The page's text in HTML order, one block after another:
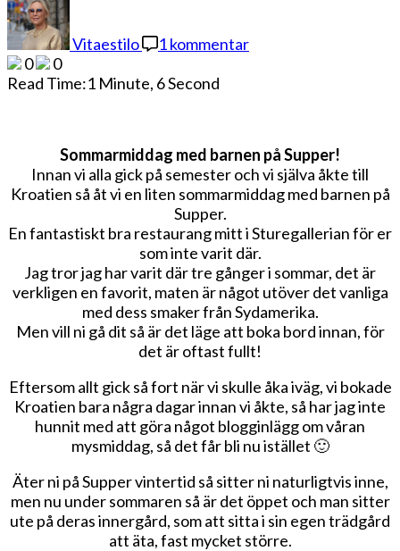
Vitaestilo 1 kommentar
barnen
0
0
Read Time:1 Minute, 6 Second
Sommarmiddag med barnen på Supper!
Innan vi alla gick på semester och vi själva åkte till
Kroatien så åt vi en liten sommarmiddag med barnen på
Supper.
En fantastiskt bra restaurang mitt i Sturegallerian för er
som inte varit där.
Jag tror jag har varit där tre gånger i sommar, det är
verkligen en favorit, maten är något utöver det vanliga
med dess smaker från Sydamerika.
Men vill ni gå dit så är det läge att boka bord innan, för
det är oftast fullt!
Eftersom allt gick så fort när vi skulle åka iväg, vi bokade
Kroatien bara några dagar innan vi åkte, så har jag inte
hunnit med att göra något blogginlägg om våran
mysmiddag, så det får bli nu istället 🙂
Äter ni på Supper vintertid så sitter ni naturligtvis inne,
men nu under sommaren så är det öppet och man sitter
ute på deras innergård, som att sitta i sin egen trädgård
att äta, fast mycket större.